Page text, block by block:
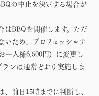
の中止を決定する場合が
はBBQを開催します。ただ
いため、プロフェッショナ
一人様6,500円）に変更し
ンは通常どおり実施しま
、前日15時までに判断し、